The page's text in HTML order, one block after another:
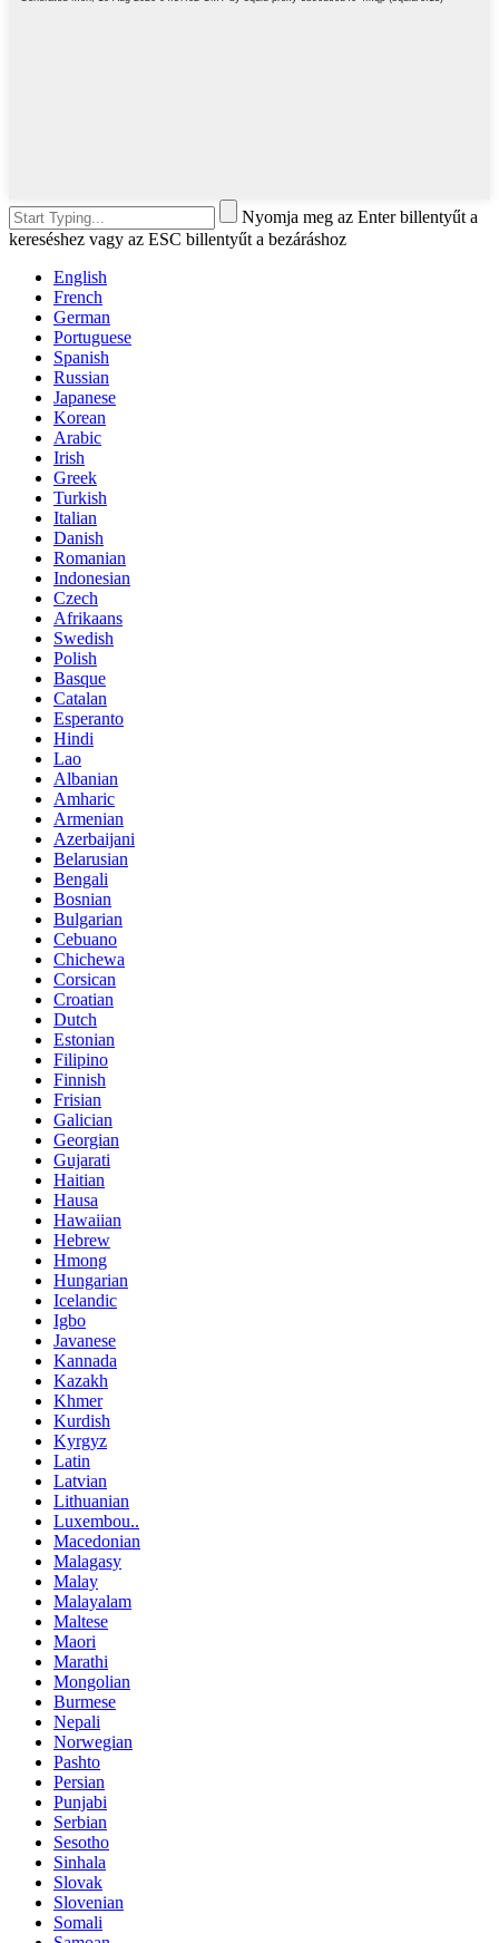
Nyomja meg az Enter billentyűt a
kereséshez vagy az ESC billentyűt a bezáráshoz
English
French
German
Portuguese
Spanish
Russian
Japanese
Korean
Arabic
Irish
Greek
Turkish
Italian
Danish
Romanian
Indonesian
Czech
Afrikaans
Swedish
Polish
Basque
Catalan
Esperanto
Hindi
Lao
Albanian
Amharic
Armenian
Azerbaijani
Belarusian
Bengali
Bosnian
Bulgarian
Cebuano
Chichewa
Corsican
Croatian
Dutch
Estonian
Filipino
Finnish
Frisian
Galician
Georgian
Gujarati
Haitian
Hausa
Hawaiian
Hebrew
Hmong
Hungarian
Icelandic
Igbo
Javanese
Kannada
Kazakh
Khmer
Kurdish
Kyrgyz
Latin
Latvian
Lithuanian
Luxembou..
Macedonian
Malagasy
Malay
Malayalam
Maltese
Maori
Marathi
Mongolian
Burmese
Nepali
Norwegian
Pashto
Persian
Punjabi
Serbian
Sesotho
Sinhala
Slovak
Slovenian
Somali